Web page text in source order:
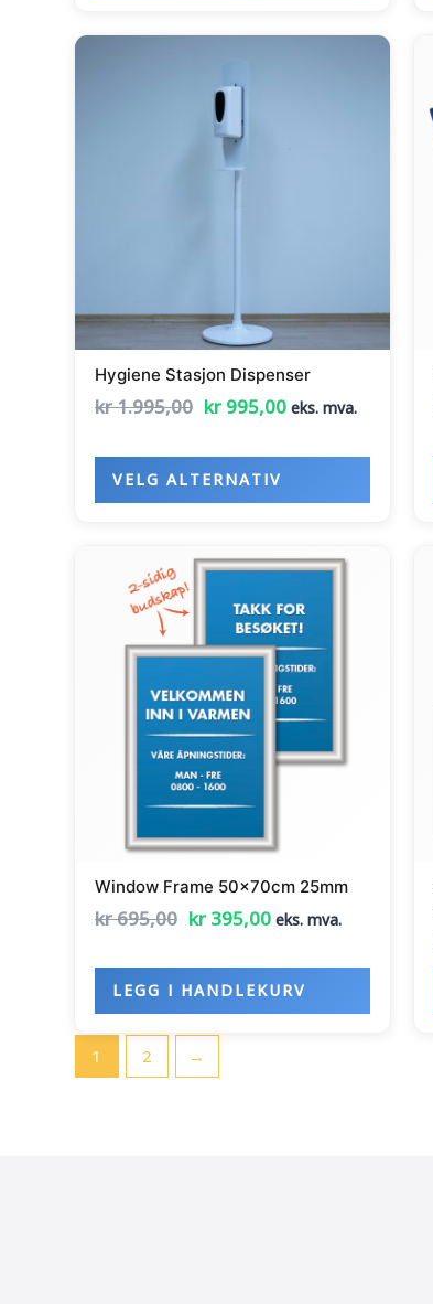
Hygiene Stasjon Dispenser
kr1.995,00
var:
kr 1.995,00.
kr995,00
Nåværende
eks. mva.
VELG ALTERNATIV
produktsiden
Window Frame 50x70cm 25mm
kr695,00
Opprinnelig
pris
var:
kr 695,00.
kr395,00
Nåværende
er:
kr 395,00.
eks. mva.
LEGG I HANDLEKURV
1 2 →